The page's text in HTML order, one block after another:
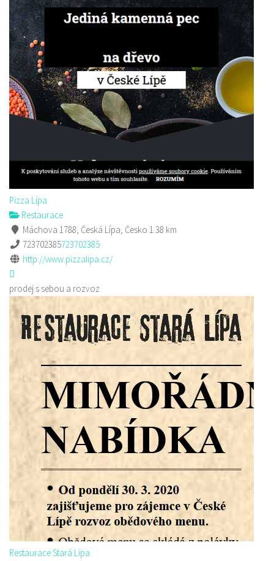
Pizza Lípa
Restaurace
Máchova 1788, Česká Lípa, Česko 1.38 km
723702385723702385
http://www.pizzalipa.cz/
prodej s sebou a rozvoz
Restaurace Stará Lípa